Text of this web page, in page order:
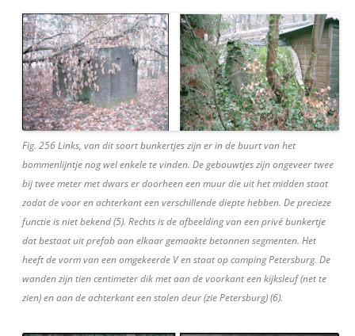
Fig. 256 Links, van dit soort bunkertjes zijn er in de buurt van het
bommenlijntje nog wel enkele te vinden. De gebouwtjes zijn ongeveer twee
bij twee meter met dwars er doorheen een muur die uit het midden staat
zodat de voor en achterkant een verschillende diepte hebben. De precieze
functie is niet bekend (5). Rechts is de afbeelding van een privé bunkertje
dat bestaat uit prefab aan elkaar gemaakte betonnen segmenten. Het
heeft de vorm van een omgekeerde V en staat op camping Petersburg. De
wanden zijn tien centimeter dik met aan de voorkant een kijksleuf (net te
zien) en aan de achterkant een stalen deur (zie Petersburg) (6).